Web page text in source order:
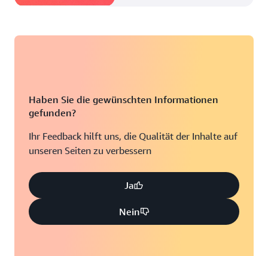
Haben Sie die gewünschten Informationen
gefunden?
Ihr Feedback hilft uns, die Qualität der Inhalte auf
unseren Seiten zu verbessern
Ja
Nein